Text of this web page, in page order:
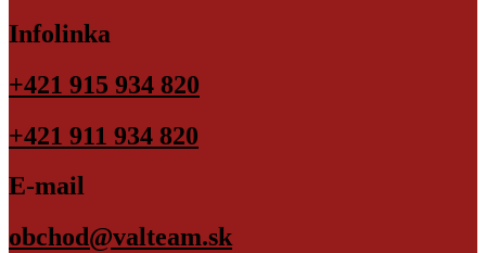
Infolinka
+421 915 934 820
+421 911 934 820
E-mail
obchod@valteam.sk